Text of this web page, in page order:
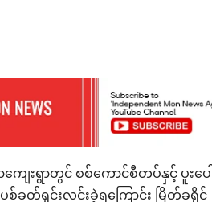
ျေးရွာတွင် စစ်ကောင်စီတပ်နှင့် ပူးပေ